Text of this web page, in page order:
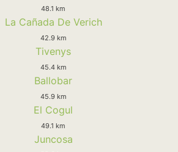
48.1 km
La Cañada De Verich
42.9 km
Tivenys
45.4 km
Ballobar
45.9 km
El Cogul
49.1 km
Juncosa